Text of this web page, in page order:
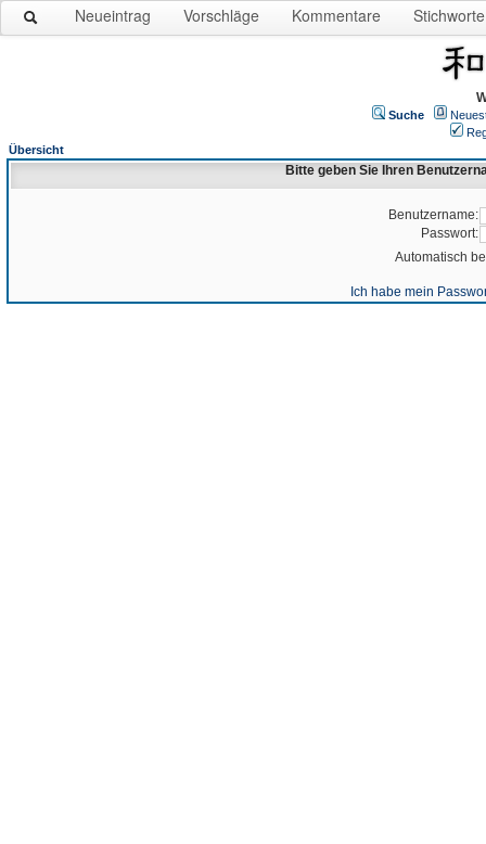
Neueintrag Vorschläge Kommentare Stichworte
Suche
Übersicht
Bitte geben Sie Ihren
Benutzername:
Passwort:
Automatisch
Ich habe mein